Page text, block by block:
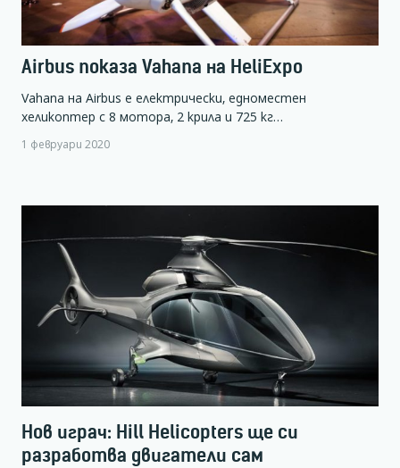
Airbus показа Vahana на HeliExpo
Vahana на Airbus е електрически, едноместен
хеликоптер с 8 мотора, 2 крила и 725 кг…
1 февруари 2020
Нов играч: Hill Helicopters ще си
разработва двигатели сам